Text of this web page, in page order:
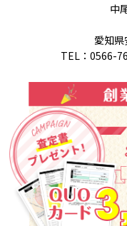
中
愛知
TEL：0566-